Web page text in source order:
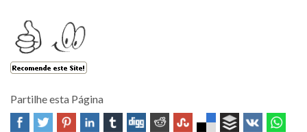
Partilhe esta Página